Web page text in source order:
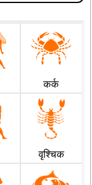
कर्क
वृश्चिक